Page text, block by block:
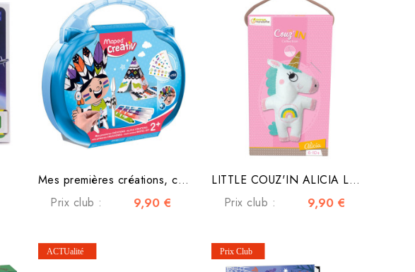
Mes premières créations, campement indien
Prix club :
9,90 €
LITTLE COUZ'IN ALICIA LA LICORNE
Prix club :
9,90 €